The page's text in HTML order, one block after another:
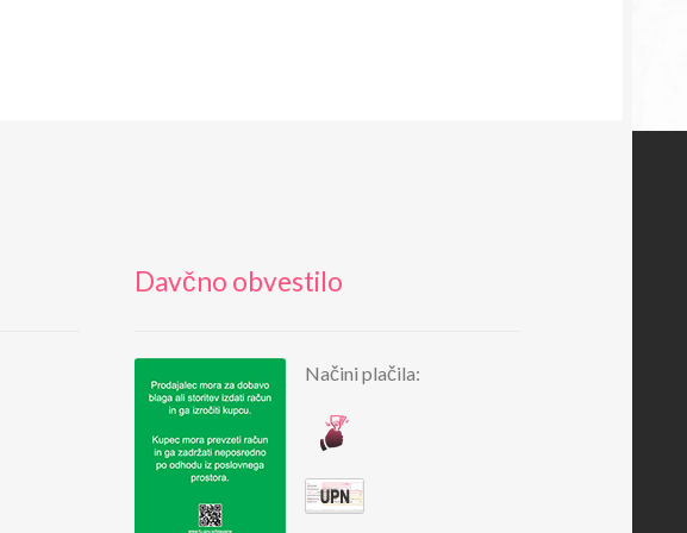
Davčno obvestilo
Načini plačila: